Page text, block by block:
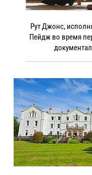
Рут Джонс,
Пейдж во время